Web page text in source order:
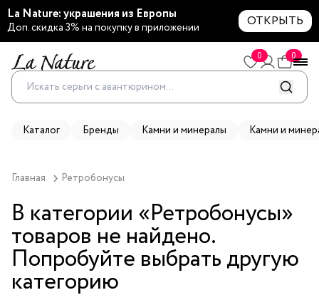
La Nature: украшения из Европы
Доп. скидка 3% на покупку в приложении ОТКРЫТЬ
0 0
Каталог Бренды Камни и минералы Камни и
Главная Ретробонусы
В категории «Ретробонусы»
товаров не найдено.
Попробуйте выбрать другую
категорию